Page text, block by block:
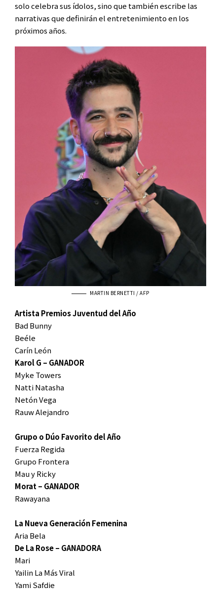
solo celebra sus ídolos, sino que también escribe las
narrativas que definirán el entretenimiento en los
próximos años.
MARTIN BERNETTI / AFP
Artista Premios Juventud del Año
Bad Bunny
Beéle
Carín León
Karol G – GANADOR
Myke Towers
Natti Natasha
Netón Vega
Rauw Alejandro
Grupo o Dúo Favorito del Año
Fuerza Regida
Grupo Frontera
Mau y Ricky
Morat – GANADOR
Rawayana
La Nueva Generación Femenina
Aria Bela
De La Rose – GANADORA
Mari
Yailin La Más Viral
Yami Safdie